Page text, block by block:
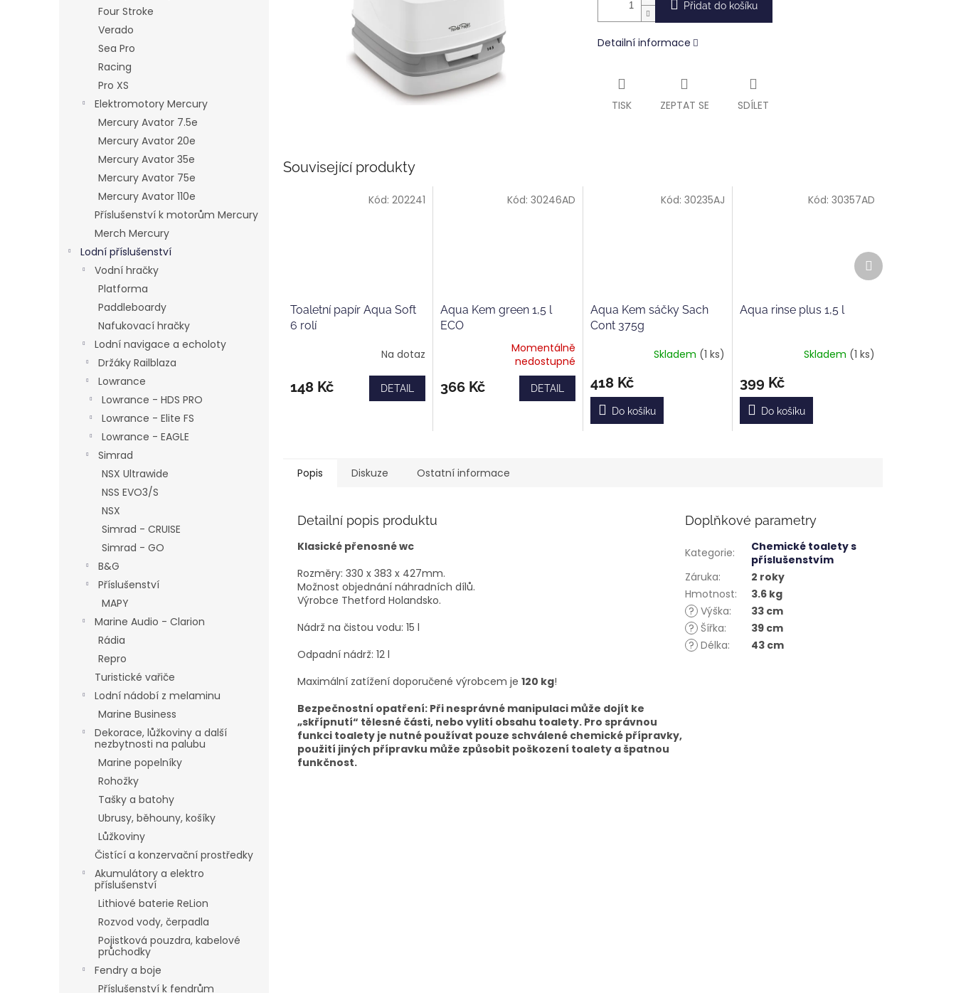
Four Stroke
Verado
Sea Pro
Racing
Pro XS
Elektromotory Mercury
Mercury Avator 7.5e
Mercury Avator 20e
Mercury Avator 35e
Mercury Avator 75e
Mercury Avator 110e
Příslušenství k motorům Mercury
Merch Mercury
Lodní příslušenství
Vodní hračky
Platforma
Paddleboardy
Nafukovací hračky
Lodní navigace a echoloty
Držáky Railblaza
Lowrance
Lowrance - HDS PRO
Lowrance - Elite FS
Lowrance - EAGLE
Simrad
NSX Ultrawide
NSS EVO3/S
NSX
Simrad - CRUISE
Simrad - GO
B&G
Příslušenství
MAPY
Marine Audio - Clarion
Rádia
Repro
Turistické vařiče
Lodní nádobí z melaminu
Marine Business
Dekorace, lůžkoviny a další
nezbytnosti na palubu
Marine popelníky
Rohožky
Tašky a batohy
Ubrusy, běhouny, košíky
Lůžkoviny
Čistící a konzervační prostředky
Akumulátory a elektro
příslušenství
Lithiové baterie ReLion
Rozvod vody, čerpadla
Pojistková pouzdra, kabelové
průchodky
Fendry a boje
Příslušenství k fendrům
Přidat do košíku
Detailní informace
TISK ZEPTAT SE SDÍLET
Související produkty
Toaletní papír Aqua Soft
6 rolí
Na dotaz
148 Kč DETAIL
Kód: 202241
Aqua Kem green 1,5 l
ECO
produktu
je
Momentálně
nedostupné
366 Kč DETAIL
Kód: 30246AD
Aqua Kem sáčky Sach
Cont 375g
Skladem (1 ks)
418 Kč
Do košíku
Kód:30235AJ
Aqua rinse plus 1,5 l
produktu
je
4,0
z
Skladem (1 ks)
399 Kč
Do košíku
Kód: 30357AD
Další
produkt
Popis Diskuze Ostatní informace
Detailní popis produktu
Klasické přenosné wc
Rozměry: 330 x 383 x 427mm.
Možnost objednání náhradních dílů.
Výrobce Thetford Holandsko.
Nádrž na čistou vodu: 15 l
Odpadní nádrž: 12 l
Maximální zatížení doporučené výrobcem je 120 kg!
Bezpečnostní opatření: Při nesprávné manipulaci může dojít ke
„skřípnutí“ tělesné části, nebo vylití obsahu toalety. Pro správnou
funkci toalety je nutné používat pouze schválené chemické přípravky,
použití jiných přípravku může způsobit poškození toalety a špatnou
funkčnost.
Doplňkové parametry
Kategorie:
Chemické toalety s
příslušenstvím
Záruka:
2 roky
Hmotnost:
3.6 kg
? Výška:
33 cm
? Šířka:
39 cm
? Délka: 43 cm